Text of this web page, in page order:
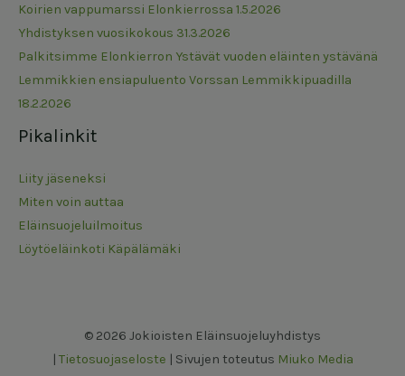
Koirien vappumarssi Elonkierrossa 1.5.2026
Yhdistyksen vuosikokous 31.3.2026
Palkitsimme Elonkierron Ystävät vuoden eläinten ystävänä
Lemmikkien ensiapuluento Vorssan Lemmikkipuadilla
18.2.2026
Pikalinkit
Liity jäseneksi
Miten voin auttaa
Eläinsuojeluilmoitus
Löytöeläinkoti Käpälämäki
© 2026 Jokioisten Eläinsuojeluyhdistys
| Tietosuojaseloste | Sivujen toteutus Miuko Media